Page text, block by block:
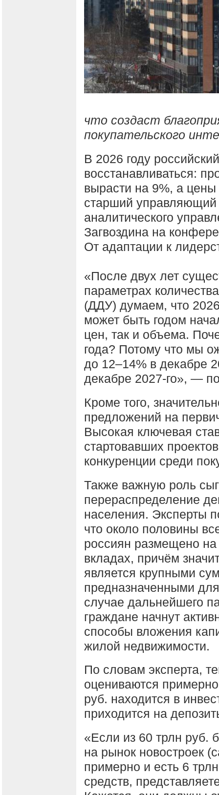
что создаст
покупательского
В 2026 году
восстанавливаться:
вырасти на 9%, а
старший
аналитического
Загвоздина на
От адаптации к
«После двух лет
параметрах
(ДДУ) думаем, что 2026
может быть годом
цен, так и объема.
года? Потому что мы
до 12–14% в декабре
декабре 2027-го», —
Кроме того,
предложений на
Высокая ключевая
стартовавших
конкуренции среди
Также важную роль
перераспределение
населения. Эксперты
что около половины
россиян размещено на
вкладах, причём
является крупными
предназначенными
случае дальнейшего
граждане начнут
способы вложения
жилой недвижимости.
По словам эксперта,
оцениваются
руб. находится в
приходится на
«Если из 60 трлн руб.
на рынок новостроек
примерно и есть 6
средств,